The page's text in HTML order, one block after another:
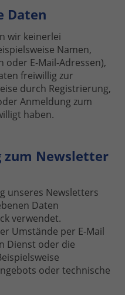
Daten
wir keinerlei
Namen,
E-Mail-Adressen),
freiwillig zur
durch Registrierung,
Anmeldung zum
haben.
zum Newsletter
unseres Newsletters
Daten
verwendet.
Umstände per E-Mail
Dienst oder die
oder technische